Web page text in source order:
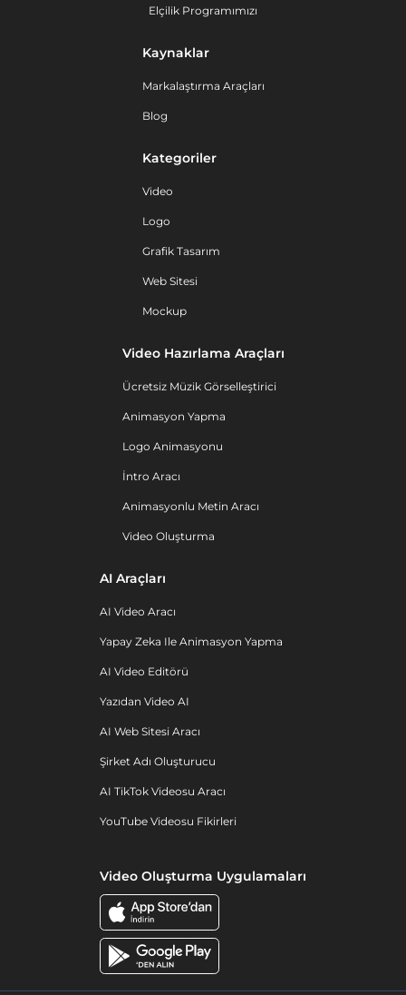
Elçilik Programımızı
Kaynaklar
Markalaştırma Araçları
Blog
Kategoriler
Video
Logo
Grafik Tasarım
Web Sitesi
Mockup
Video Hazırlama Araçları
Ücretsiz Müzik Görselleştirici
Animasyon Yapma
Logo Animasyonu
İntro Aracı
Animasyonlu Metin Aracı
Video Oluşturma
AI Araçları
AI Video Aracı
Yapay Zeka Ile Animasyon Yapma
AI Video Editörü
Yazıdan Video AI
AI Web Sitesi Aracı
Şirket Adı Oluşturucu
AI TikTok Videosu Aracı
YouTube Videosu Fikirleri
Video Oluşturma Uygulamaları